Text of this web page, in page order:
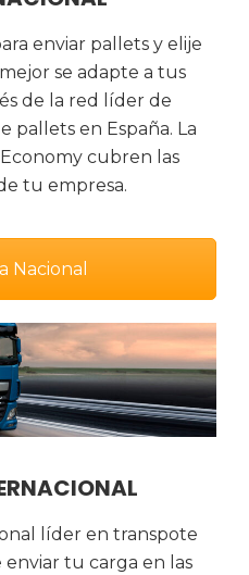
enviar pallets y elije
se adapte a tus
de la red líder de
en España. La
cubren las
tu empresa.
Nacional
líder en transpote
tu carga en las